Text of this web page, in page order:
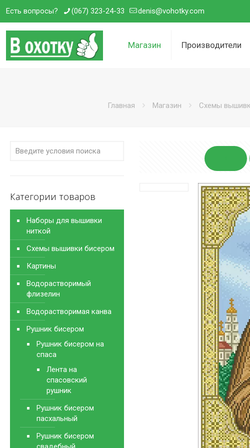
Есть вопросы? (067) 323-24-33 denis@vohotky.com
Магазин Производители
Главная Магазин Схемы
Категории товаров
Наборы для вышивки
ниткой
Схемы вышивки бисером
Картины
Водорастворимый
флизелин
Водорастворимая канва
Рушник бисером
Рушник бисером на
спаса
Лента на
спасовский
рушник
Рушник бисером
пасхальный
Рушник бисером